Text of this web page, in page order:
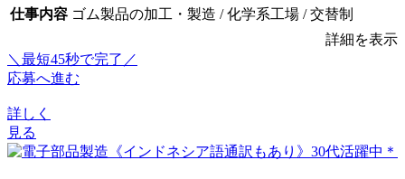
仕事内容 ゴム製品の加工・製造 / 化学系工場 / 交替制
詳細を表示
＼最短45秒で完了／
応募へ進む
詳しく
見る